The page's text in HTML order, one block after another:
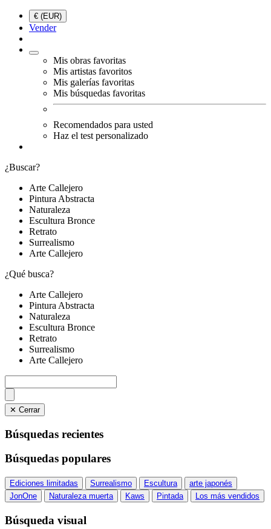
€ (EUR)
Vender
Mis obras favoritas
Mis artistas favoritos
Mis galerías favoritas
Mis búsquedas favoritas
Recomendados para usted
Haz el test personalizado
¿Buscar?
Arte Callejero
Pintura Abstracta
Naturaleza
Escultura Bronce
Retrato
Surrealismo
Arte Callejero
¿Qué busca?
Arte Callejero
Pintura Abstracta
Naturaleza
Escultura Bronce
Retrato
Surrealismo
Arte Callejero
✕ Cerrar
Búsquedas recientes
Búsquedas populares
Ediciones limitadas Surrealismo Escultura
arte japonés
JonOne
Naturaleza muerta Kaws Pintada Los más vendidos
Búsqueda visual